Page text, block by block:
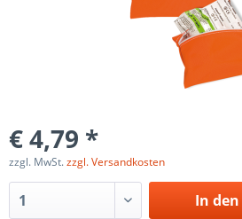
€ 4,79 *
zzgl. MwSt.zzgl. Versandkosten
In den